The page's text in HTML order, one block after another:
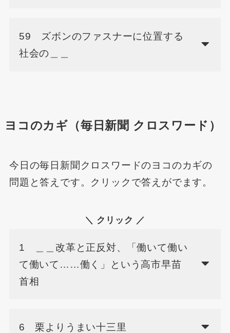
59 ズボンのファスナーに位置する
社会の＿＿
ヨコのカギ（毎日新聞 クロスワード）
今日の毎日新聞クロスワードのヨコのカギの
問題と答えです。クリックで答えがでます。
＼ クリック ／
1 ＿＿改革と正反対、「働いて働い
て働いて……働く」という高市早苗
首相
6 栗よりうまい十三里